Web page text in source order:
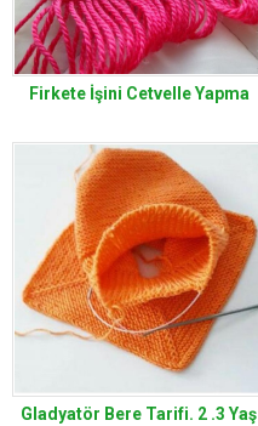
Firkete İşini Cetvelle Yapma
Gladyatör Bere Tarifi. 2 .3 Yaş